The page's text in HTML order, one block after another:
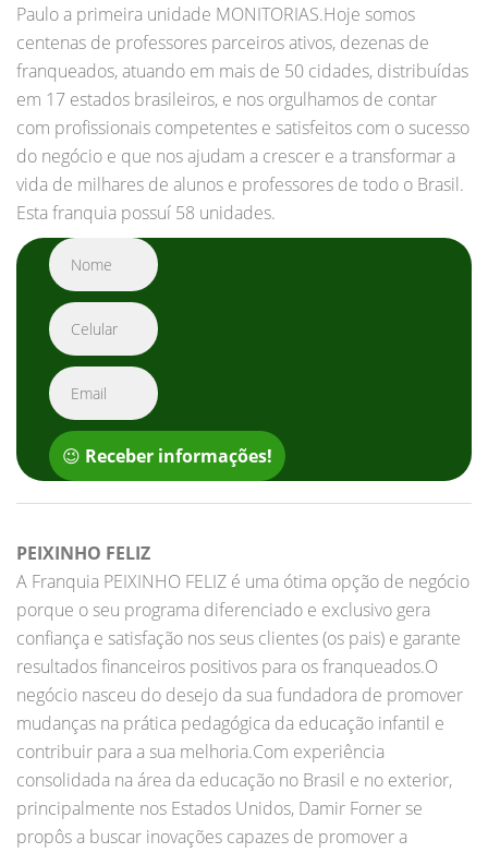
Paulo a primeira unidade MONITORIAS.Hoje somos
centenas de professores parceiros ativos, dezenas de
franqueados, atuando em mais de 50 cidades, distribuídas
em 17 estados brasileiros, e nos orgulhamos de contar
com profissionais competentes e satisfeitos com o sucesso
do negócio e que nos ajudam a crescer e a transformar a
vida de milhares de alunos e professores de todo o Brasil.
Esta franquia possuí 58 unidades.
😉 Receber informações!
PEIXINHO FELIZ
A Franquia PEIXINHO FELIZ é uma ótima opção de negócio
porque o seu programa diferenciado e exclusivo gera
confiança e satisfação nos seus clientes (os pais) e garante
resultados financeiros positivos para os franqueados.O
negócio nasceu do desejo da sua fundadora de promover
mudanças na prática pedagógica da educação infantil e
contribuir para a sua melhoria.Com experiência
consolidada na área da educação no Brasil e no exterior,
principalmente nos Estados Unidos, Damir Forner se
propôs a buscar inovações capazes de promover a